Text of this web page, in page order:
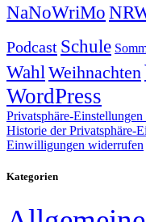
NaNoWriMo
Podcast Schule
Wahl Weihnachten
WordPress
Privatsphäre-Einstellungen
Historie der Privatsphäre-
Einwilligungen widerrufen
Kategorien